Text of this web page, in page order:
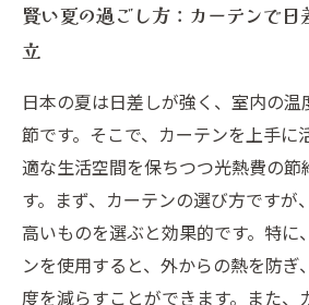
賢い夏の過ごし方：カーテンで
立
日本の夏は日差しが強く、室内の
節です。そこで、カーテンを上手に
適な生活空間を保ちつつ光熱費の節
す。まず、カーテンの選び方ですが
高いものを選ぶと効果的です。特に
ンを使用すると、外からの熱を防ぎ
度を減らすことができます。また、